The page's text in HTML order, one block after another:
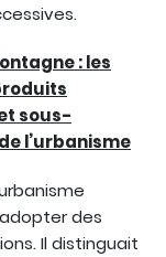
: les
sous-
l’urbanisme
des
Il distinguait